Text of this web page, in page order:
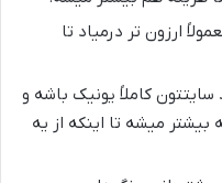
ارزون تر درمیاد تا
سایتتون کاملاً یونیک باشه و
میشه تا اینکه از یه